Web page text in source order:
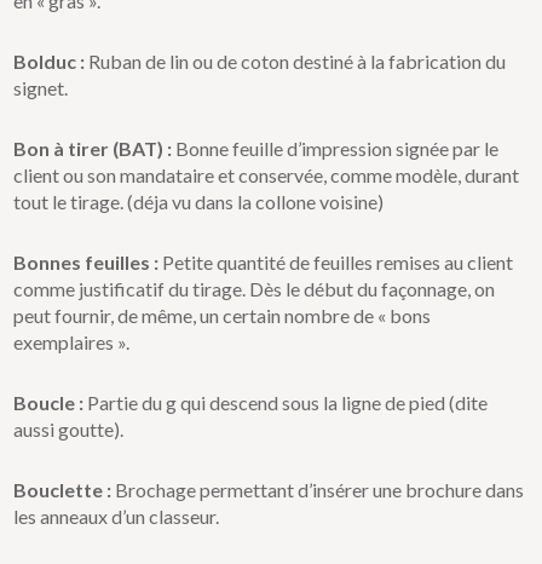
Bolduc : Ruban de lin ou de coton destiné à la fabrication du
signet.
Bon à tirer (BAT) : Bonne feuille d’impression signée par le
client ou son mandataire et conservée, comme modèle, durant
tout le tirage. (déja vu dans la collone voisine)
Bonnes feuilles : Petite quantité de feuilles remises au client
comme justificatif du tirage. Dès le début du façonnage, on
peut fournir, de même, un certain nombre de « bons
exemplaires ».
Boucle : Partie du g qui descend sous la ligne de pied (dite
aussi goutte).
Bouclette : Brochage permettant d’insérer une brochure dans
les anneaux d’un classeur.